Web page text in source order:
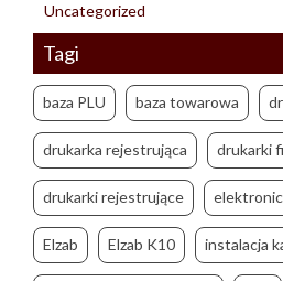
Uncategorized
Tagi
baza PLU baza towarowa
drukarka rejestrująca drukarki
drukarki rejestrujące
Elzab Elzab K10 instalacja